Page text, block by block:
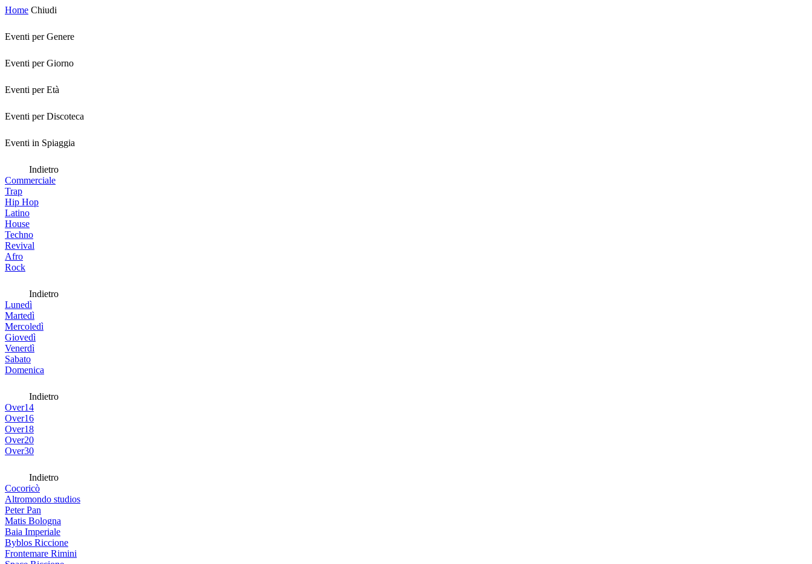
Home Chiudi
Eventi per Genere
Eventi per Giorno
Eventi per Età
Eventi per Discoteca
Eventi in Spiaggia
Indietro
Commerciale
Trap
Hip Hop
Latino
House
Techno
Revival
Afro
Rock
Indietro
Lunedì
Martedì
Mercoledì
Giovedì
Venerdì
Sabato
Domenica
Indietro
Over14
Over16
Over18
Over20
Over30
Indietro
Cocoricò
Altromondo studios
Peter Pan
Matis Bologna
Baia Imperiale
Byblos Riccione
Frontemare Rimini